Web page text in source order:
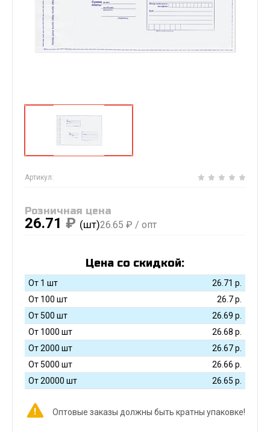
Артикул:
Розничная цена
26.71 ₽ (шт)26.65 ₽ / опт
Цена со скидкой:
От 1 шт 26.71 р.
От 100 шт
26.7р.
От 500 шт
26.69 р.
От 1000 шт
26.68 р.
От 2000 шт
26.67р.
От 5000 шт
26.66 р.
От 20000 шт
26.65 р.
Оптовые заказы должны быть кратны упаковке!